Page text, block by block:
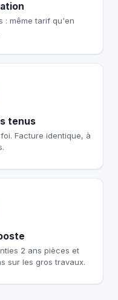
: même tarif qu'en
tenus
Facture identique, à
2 ans pièces et
sur les gros travaux.